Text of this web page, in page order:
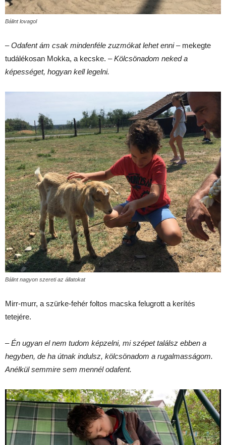
Bálint lovagol
–Odafent ám csak mindenféle zuzmókat lehet enni– mekegte
tudálékosan Mokka, a kecske. –Kölcsönadom neked a
képességet, hogyan kell legelni.
Bálint nagyon szereti az állatokat
Mirr-murr, a szürke-fehér foltos macska felugrott a kerítés
tetejére.
–Én ugyan el nem tudom képzelni, mi szépet találsz ebben a
hegyben, de ha útnak indulsz, kölcsönadom a rugalmasságom.
Anélkül semmire sem mennél odafent.